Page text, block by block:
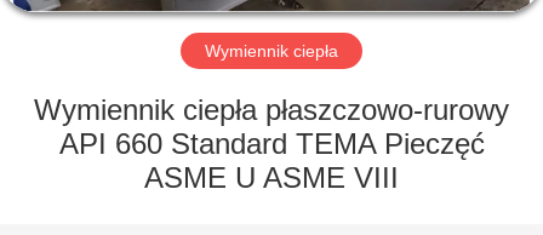
WYCIECZKA
FABRYCE
KONTROLA
Wymiennik ciepła
Wymiennik ciepła płaszczowo-rurowy
API 660 Standard TEMA Pieczęć
ASME U ASME VIII